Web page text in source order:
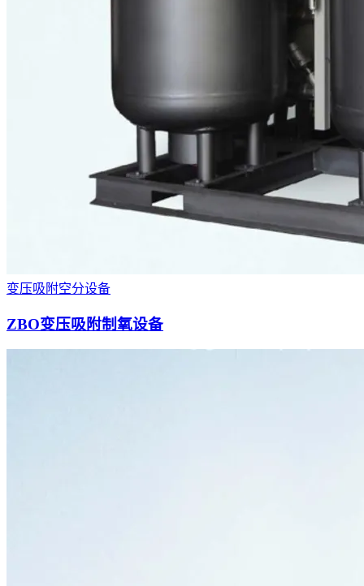
变压吸附空分设备
ZBO变压吸附制氧设备